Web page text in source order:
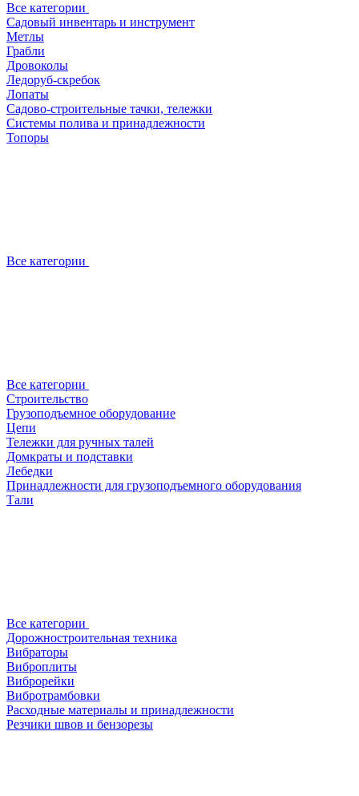
Все категории
Садовый инвентарь и инструмент
Метлы
Грабли
Дровоколы
Ледоруб-скребок
Лопаты
Садово-строительные тачки, тележки
Системы полива и принадлежности
Топоры
Все категории
Все категории
Строительство
Грузоподъемное оборудование
Цепи
Тележки для ручных талей
Домкраты и подставки
Лебедки
Принадлежности для грузоподъемного оборудования
Тали
Все категории
Дорожностроительная техника
Вибраторы
Виброплиты
Виброрейки
Вибротрамбовки
Расходные материалы и принадлежности
Резчики швов и бензорезы